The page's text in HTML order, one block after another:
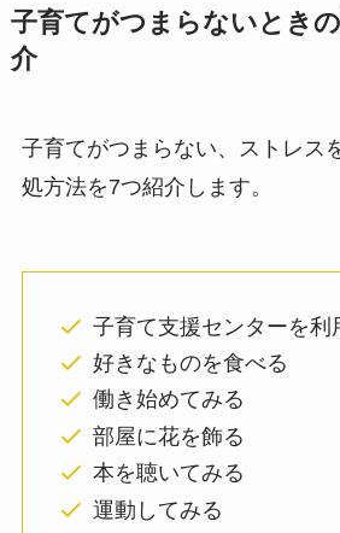
子育てがつまらないとき
介
子育てがつまらない、ストレス
処方法を7つ紹介します。
子育て支援センターを利
好きなものを食べる
働き始めてみる
部屋に花を飾る
本を聴いてみる
運動してみる